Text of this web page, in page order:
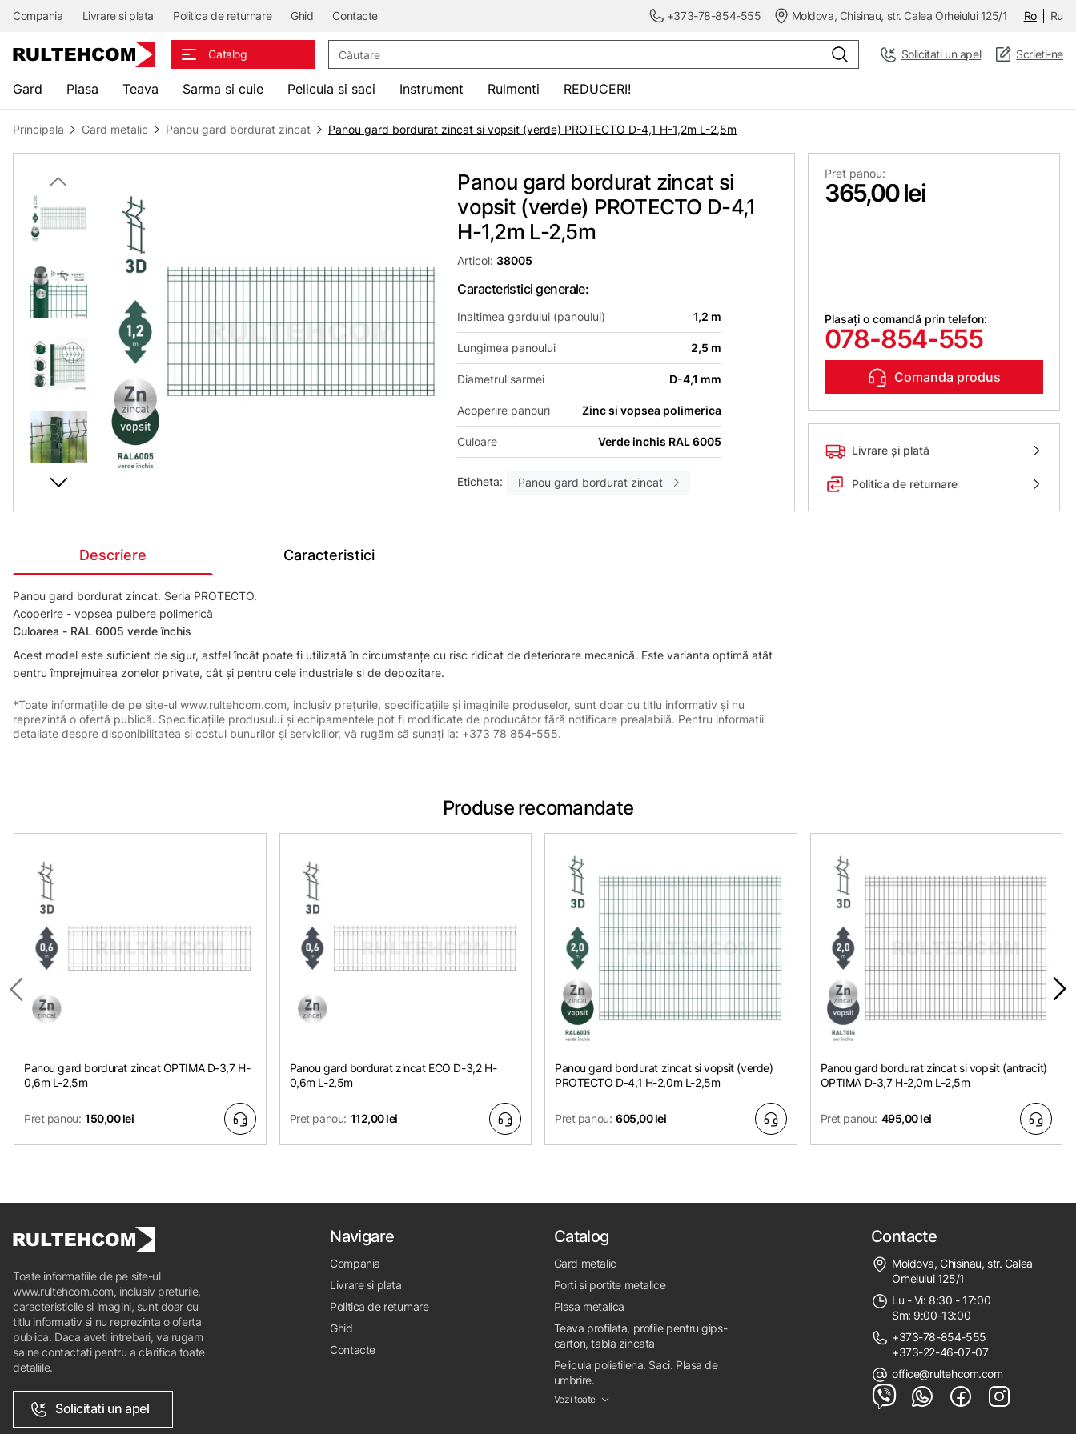
Compania Livrare si plata Politica de returnare Ghid Contacte +373-78-854-555 Moldova, Chisinau, str. Calea Orheiului 125/1 Ro Ru
Catalog Solicitati un apel Scrieti-ne
Gard Plasa Teava Sarma si cuie Pelicula si saci Instrument Rulmenti REDUCERI!
Principala Gard metalic Panou gard bordurat zincat Panou gard bordurat zincat si vopsit (verde) PROTECTO D-4,1 H-1,2m L-2,5m
Panou gard bordurat zincat si
vopsit (verde) PROTECTO D-4,1
H-1,2m L-2,5m
Articol: 38005
Caracteristici generale:
Inaltimea gardului (panoului) 1,2 m
Lungimea panoului 2,5 m
Diametrul sarmei D-4,1 mm
Acoperire panouri Zinc si vopsea polimerica
Culoare Verde inchis RAL 6005
Eticheta: Panou gard bordurat zincat
Pret panou:
365,00 lei
Plasați o comandă prin telefon:
078-854-555
Comanda produs
Livrare și plată
Politica de returnare
Descriere Caracteristici
Panou gard bordurat zincat. Seria PROTECTO.
Acoperire - vopsea pulbere polimerică
Сuloarea - RAL 6005 verde închis
Acest model este suficient de sigur, astfel încât poate fi utilizată în circumstanțe cu risc ridicat de deteriorare mecanică. Este varianta optimă atât
pentru împrejmuirea zonelor private, cât și pentru cele industriale și de depozitare.
*Toate informațiile de pe site-ul www.rultehcom.com, inclusiv prețurile, specificațiile și imaginile produselor, sunt doar cu titlu informativ și nu
reprezintă o ofertă publică. Specificațiile produsului și echipamentele pot fi modificate de producător fără notificare prealabilă. Pentru informații
detaliate despre disponibilitatea și costul bunurilor și serviciilor, vă rugăm să sunați la: +373 78 854-555.
Produse recomandate
Panou gard bordurat zincat OPTIMA D-3,7 H-
0,6m L-2,5m
Pret panou: 150,00 lei
Panou gard bordurat zincat ЕСО D-3,2 H-
0,6m L-2,5m
Pret panou: 112,00 lei
Panou gard bordurat zincat si vopsit (verde)
PROTECTO D-4,1 H-2,0m L-2,5m
Pret panou: 605,00 lei
Panou gard bordurat zincat si vopsit (antracit)
OPTIMA D-3,7 H-2,0m L-2,5m
Pret panou: 495,00 lei
Toate informatiile de pe site-ul
www.rultehcom.com, inclusiv preturile,
caracteristicile si imagini, sunt doar cu
titlu informativ si nu reprezinta o oferta
publica. Daca aveti intrebari, va rugam
sa ne contactati pentru a clarifica toate
detaliile.
Solicitati un apel
Navigare
Compania
Livrare si plata
Politica de returnare
Ghid
Contacte
Catalog
Gard metalic
Porti si portite metalice
Plasa metalica
Teava profilata, profile pentru gips-
carton, tabla zincata
Pelicula polietilena. Saci. Plasa de
umbrire.
Vezi toate
Contacte
Moldova, Chisinau, str. Calea
Orheiului 125/1
Lu - Vi: 8:30 - 17:00
Sm: 9:00-13:00
+373-78-854-555
+373-22-46-07-07
office@rultehcom.com